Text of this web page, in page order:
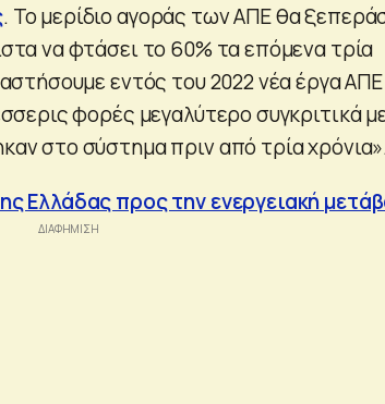
. Το μερίδιο αγοράς των ΑΠΕ θα
να φτάσει το 60% τα επόμενα τρία
εντός του 2022 νέα έργα ΑΠΕ
φορές μεγαλύτερο συγκριτικά
στο σύστημα πριν από τρία
Ελλάδας προς την ενεργειακή